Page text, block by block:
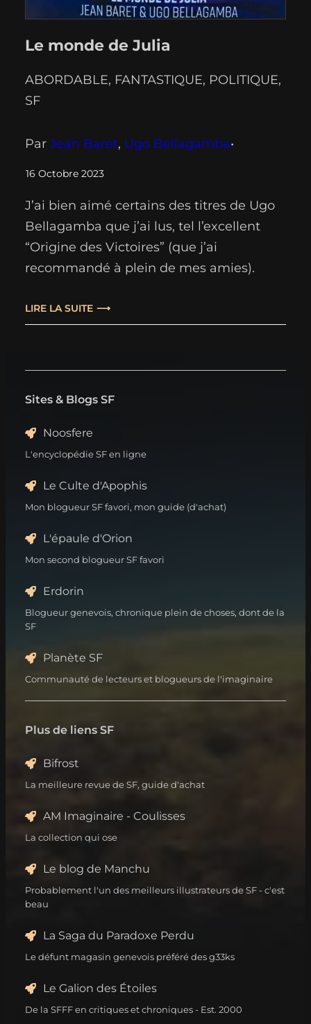
Le monde de Julia
ABORDABLE, FANTASTIQUE, POLITIQUE
SF
Par Jean Baret, Ugo Bellagamba•
16 Octobre 2023
J’ai bien aimé certains des titres de Ugo
Bellagamba que j’ai lus, tel l’excellent
“Origine des Victoires” (que j’ai
recommandé à plein de mes amies).
éditeur sur les réseaux, la sortie
eu…
LIRE LA SUITE
Sites & Blogs SF
Noosfere
L'encyclopédie SF en ligne
Le Culte d'Apophis
Mon blogueur SF favori, mon guide (d'achat)
L'épaule d'Orion
Mon second blogueur SF favori
Erdorin
Blogueur genevois, chronique plein de choses, dont de la
SF
Planète SF
Communauté de lecteurs et blogueurs de l'imaginaire
Plus de liens SF
Bifrost
La meilleure revue de SF, guide d'achat
AM Imaginaire - Coulisses
La collection qui ose
Le blog de Manchu
Probablement l'un des meilleurs illustrateurs de SF - c'est
beau
La Saga du Paradoxe Perdu
Le défunt magasin genevois préféré des g33ks
Le Galion des Étoiles
De la SFFF en critiques et chroniques - Est. 2000